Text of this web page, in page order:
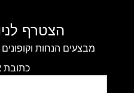
הצטרף
מבצעים הנחות וקופונים
כתובת